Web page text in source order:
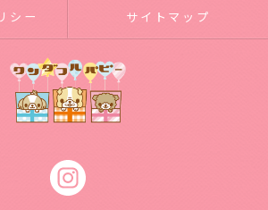
シー サイトマップ